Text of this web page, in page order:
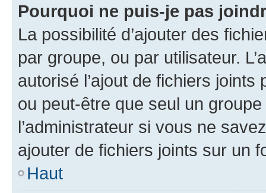
Pourquoi ne puis-je pas
La possibilité d’ajouter des
par groupe, ou par utilisateur.
autorisé l’ajout de fichiers
ou peut-être que seul un
l’administrateur si vous ne
ajouter de fichiers joints sur un
Haut